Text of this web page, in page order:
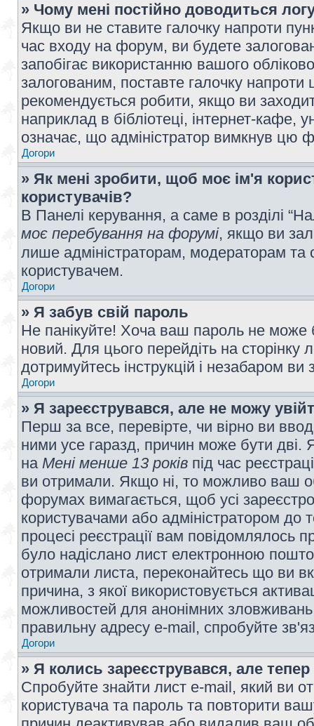
» Чому мені постійно доводиться
Якщо ви не ставите галочку напроти
час входу на форум, ви будете
запобігає використанню вашого
залогованим, поставте галочку
рекомендується робити, якщо ви
наприклад в бібліотеці, інтернет-кафе,
означає, що адміністратор вимкнув цю
Догори
» Як мені зробити, щоб моє ім'я
користувачів?
В Панелі керування, а саме в розділі
моє перебування на форумі, якщо ви
лише адміністраторам, модераторам
користувачем.
Догори
» Я забув свій пароль
Не панікуйте! Хоча ваш пароль не може
новий. Для цього перейдіть на сторінку
дотримуйтесь інструкцій і незабаром
Догори
» Я зареєструвався, але не можу
Перш за все, перевірте, чи вірно ви
ними усе гаразд, причин може бути дві.
на Мені менше 13 років під час
ви отримали. Якщо ні, то можливо ваш
форумах вимагається, щоб усі
користувачами або адміністратором до
процесі реєстрації вам повідомлялось
було надіслано лист електронною
отримали листа, переконайтесь що ви
причина, з якої використовується
можливостей для анонімних
правильну адресу e-mail, спробуйте
Догори
» Я колись зареєструвався, але
Спробуйте знайти лист e-mail, який ви
користувача та пароль та повторити